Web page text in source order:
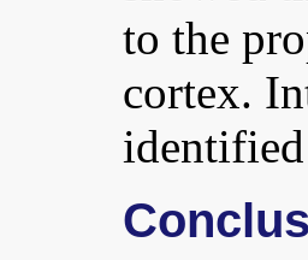
to the
cortex.
identified